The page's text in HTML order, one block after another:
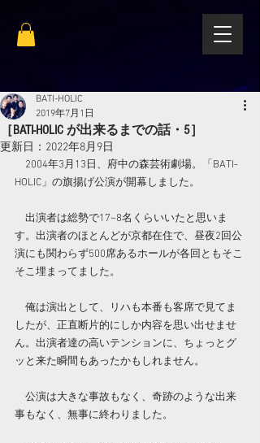
［BATI-HOLIC が出来るまでの話・5］
BATI-HOLIC
2019年7月1日
更新日： 2022年8月9日
2004年3月13日、府中の森芸術劇場。「BATI-
HOLIC」の旗揚げ公演が開幕しました。
出演者は総勢で17~8名くらいいたと思いま
す。出演者のほとんどが京都在住で、昼夜2回公
演にも関わらず500席あるホールが各回ともそこ
そこ埋まってました。
俺は演出として、リハも本番も客席で見てま
したが、正直断片的にしか内容を思い出せませ
ん。出演者達の高いテンションに、ちょっとグ
ッと来た瞬間もあったかもしれません。
公演は大きな事故もなく、奇跡のような出来
事もなく、無事に終わりました。